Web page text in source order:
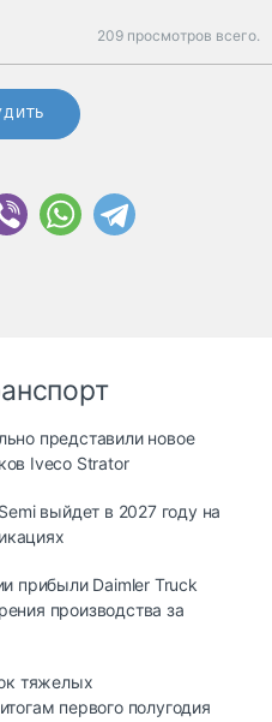
209 просмотров всего.
представили новое
Iveco Strator
выйдет в 2027 году на
прибыли Daimler Truck
производства за
тяжелых
первого полугодия